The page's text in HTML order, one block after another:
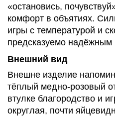
«остановись,
комфорт в объятиях.
игры с температурой и
предсказуемо надёжным
Внешний вид
Внешне изделие
тёплый медно-розовый
втулке благородство и
округлая, почти